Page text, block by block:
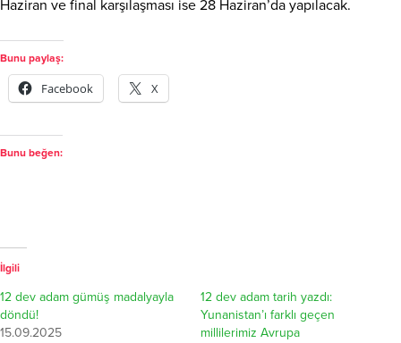
Haziran ve final karşılaşması ise 28 Haziran’da yapılacak.
Bunu paylaş:
Facebook X
Bunu beğen:
İlgili
12 dev adam gümüş madalyayla
döndü!
15.09.2025
12 dev adam tarih yazdı:
Yunanistan’ı farklı geçen
millilerimiz Avrupa